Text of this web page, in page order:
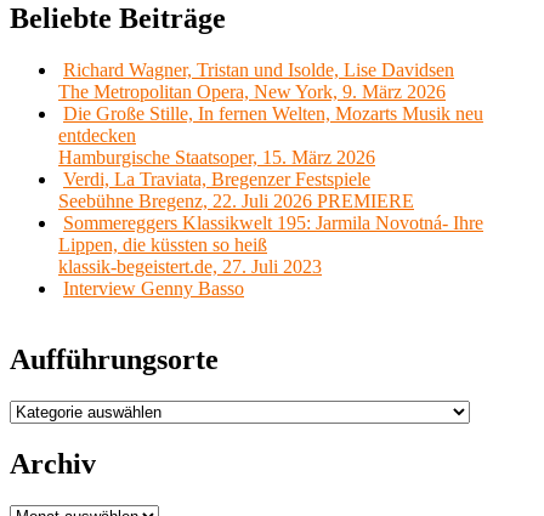
Beliebte Beiträge
Richard Wagner, Tristan und Isolde, Lise Davidsen
The Metropolitan Opera, New York, 9. März 2026
Die Große Stille, In fernen Welten, Mozarts Musik neu
entdecken
Hamburgische Staatsoper, 15. März 2026
Verdi, La Traviata, Bregenzer Festspiele
Seebühne Bregenz, 22. Juli 2026 PREMIERE
Sommereggers Klassikwelt 195: Jarmila Novotná- Ihre
Lippen, die küssten so heiß
klassik-begeistert.de, 27. Juli 2023
Interview Genny Basso
Aufführungsorte
Aufführungsorte
Archiv